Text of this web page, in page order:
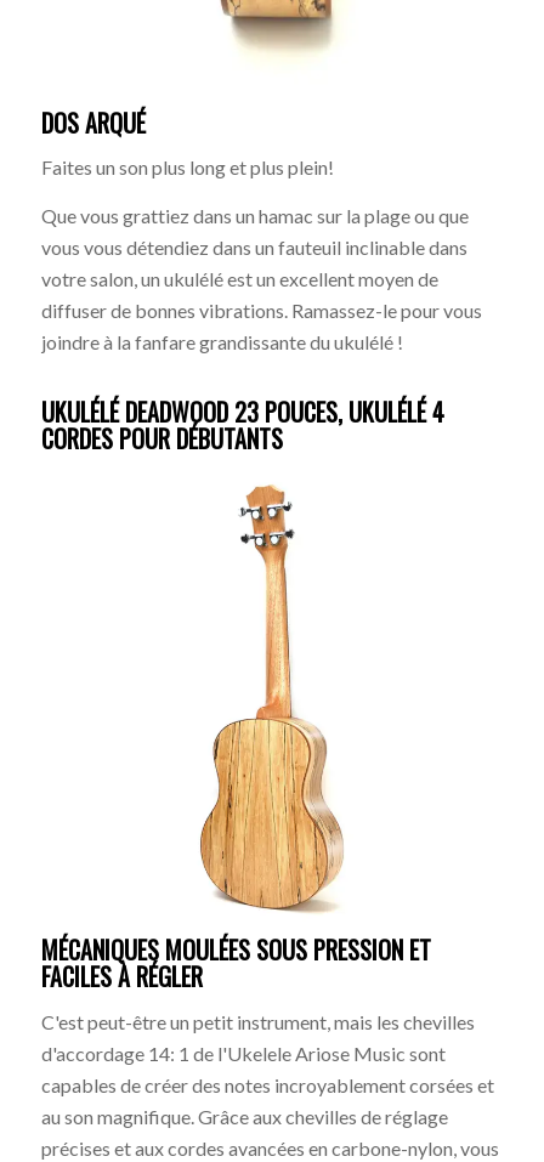
DOS ARQUÉ
Faites un son plus long et plus plein!
Que vous grattiez dans un hamac sur la plage ou que
vous vous détendiez dans un fauteuil inclinable dans
votre salon, un ukulélé est un excellent moyen de
diffuser de bonnes vibrations. Ramassez-le pour vous
joindre à la fanfare grandissante du ukulélé !
UKULÉLÉ DEADWOOD 23 POUCES, UKULÉLÉ 4
CORDES POUR DÉBUTANTS
MÉCANIQUES MOULÉES SOUS PRESSION ET
FACILES À RÉGLER
C'est peut-être un petit instrument, mais les chevilles
d'accordage 14: 1 de l'Ukelele Ariose Music sont
capables de créer des notes incroyablement corsées et
au son magnifique. Grâce aux chevilles de réglage
précises et aux cordes avancées en carbone-nylon, vous